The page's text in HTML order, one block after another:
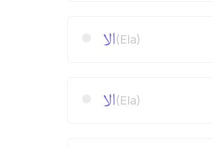
الا(Ela)
الا(Ela)